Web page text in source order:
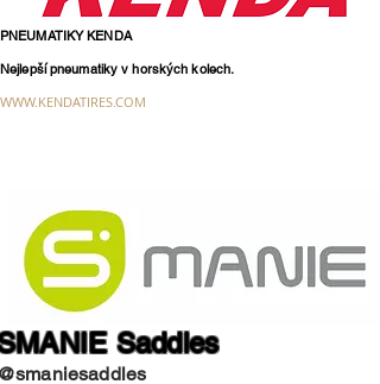
PNEUMATIKY KENDA
Nejlepší pneumatiky v horských kolech.
WWW.KENDATIRES.COM
Saddles